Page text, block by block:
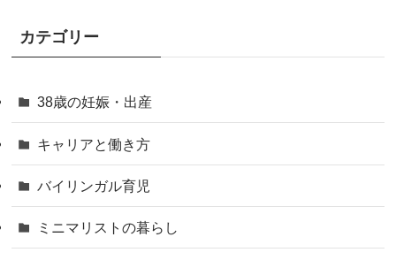
カテゴリー
38歳の妊娠・出産
キャリアと働き方
バイリンガル育児
ミニマリストの暮らし